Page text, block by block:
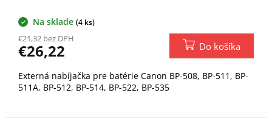
Na sklade (4 ks)
€21,32 bez DPH
€26,22 Do košíka
Externá nabíjačka pre batérie Canon BP-508, BP-511, BP-
511A, BP-512, BP-514, BP-522, BP-535